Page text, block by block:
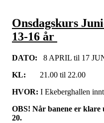
Onsdagskurs
13-16 år
DATO: 8 APRIL til 17
KL:
21.00 til 22.00
HVOR: I Ekeberghallen
OBS! Når banene er
20.